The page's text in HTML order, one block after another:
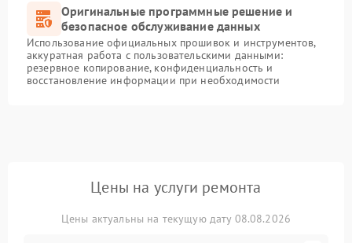
Оригинальные программные решение и
безопасное обслуживание данных
Использование официальных прошивок и инструментов,
аккуратная работа с пользовательскими данными:
резервное копирование, конфиденциальность и
восстановление информации при необходимости
Цены на услуги ремонта
Цены актуальны на текущую дату 08.08.2026